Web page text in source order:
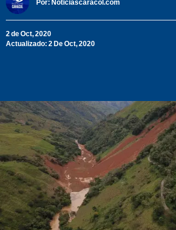
Por: Noticiascaracol.com
2 de Oct, 2020
Actualizado: 2 De Oct, 2020